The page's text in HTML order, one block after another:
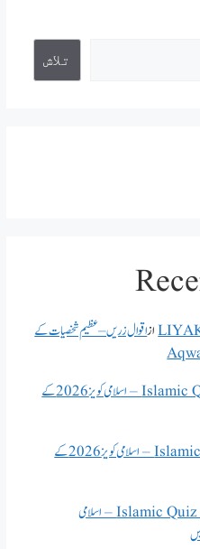
تلاش
ازاقوال زریں – عظیم شخصیات کے
Islamic Quiz 2026 In Urdu – اسلامی کویز 2026 کے
Islamic Quiz 2026 In Urdu – اسلامی کویز 2026 کے
Islamic Quiz 2026 In Urdu – اسلامی